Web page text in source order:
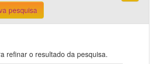
pesquisa
refinar o resultado da pesquisa.